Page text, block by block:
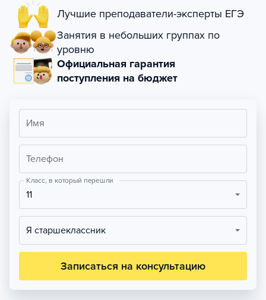
Лучшие преподаватели-эксперты ЕГЭ
Занятия в небольших группах по
уровню
Официальная гарантия
поступления на бюджет
Имя
Телефон
Класс, в который перешли
11
Я старшеклассник
Записаться на консультацию